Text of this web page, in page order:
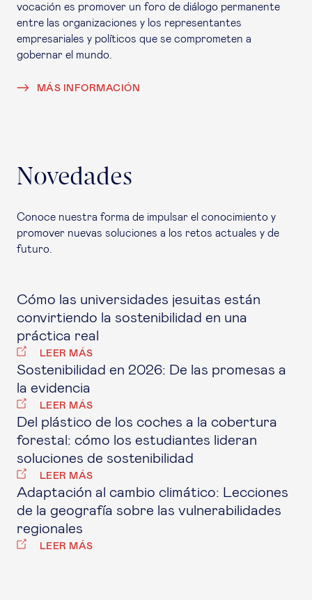
vocación es promover un foro de diálogo permanente
entre las organizaciones y los representantes
empresariales y políticos que se comprometen a
gobernar el mundo.
MÁS INFORMACIÓN
Novedades
Conoce nuestra forma de impulsar el conocimiento y
promover nuevas soluciones a los retos actuales y de
futuro.
Cómo las universidades jesuitas están
convirtiendo la sostenibilidad en una
práctica real
LEER MÁS
Sostenibilidad en 2026: De las promesas a
la evidencia
LEER MÁS
Del plástico de los coches a la cobertura
forestal: cómo los estudiantes lideran
soluciones de sostenibilidad
LEER MÁS
Adaptación al cambio climático: Lecciones
de la geografía sobre las vulnerabilidades
regionales
LEER MÁS